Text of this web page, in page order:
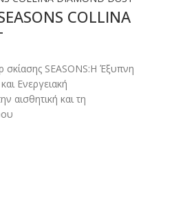
COLLINA
σκίασης SEASONS:Η Έξυπνη
Ενεργειακή
αισθητική και τη